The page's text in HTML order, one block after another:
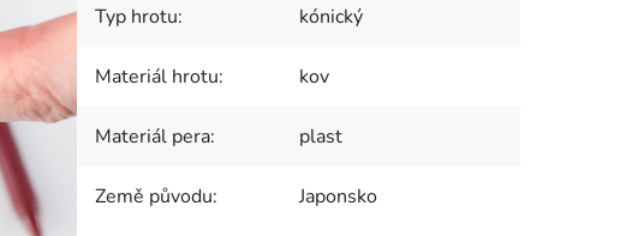
Typ hrotu: kónický
Materiál hrotu: kov
Materiál pera: plast
Země původu: Japonsko